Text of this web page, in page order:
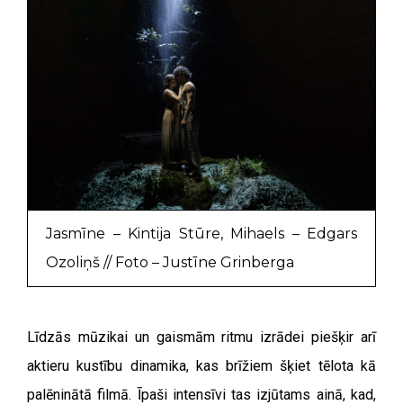
Jasmīne – Kintija Stūre, Mihaels – Edgars
Ozoliņš // Foto – Justīne Grinberga
Līdzās mūzikai un gaismām ritmu izrādei piešķir arī
aktieru kustību dinamika, kas brīžiem šķiet tēlota kā
palēninātā filmā. Īpaši intensīvi tas izjūtams ainā, kad,